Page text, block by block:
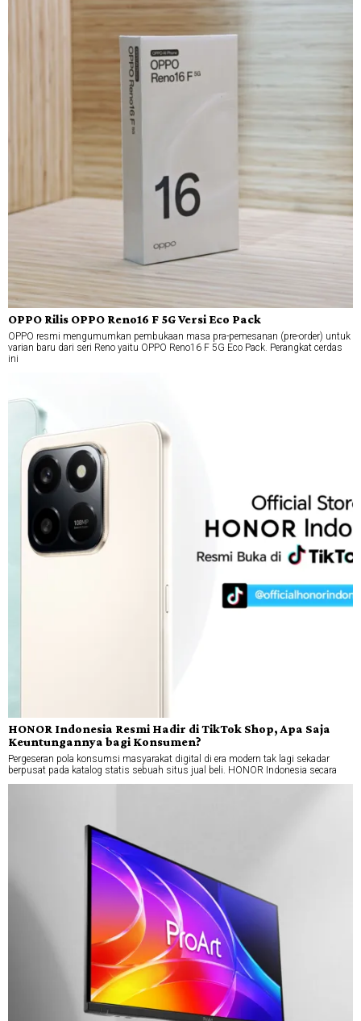
OPPO Rilis OPPO Reno16 F 5G Versi Eco Pack
OPPO resmi mengumumkan pembukaan masa pra-pemesanan (pre-order) untuk
varian baru dari seri Reno yaitu OPPO Reno16 F 5G Eco Pack. Perangkat cerdas
ini
HONOR Indonesia Resmi Hadir di TikTok Shop, Apa Saja
Keuntungannya bagi Konsumen?
Pergeseran pola konsumsi masyarakat digital di era modern tak lagi sekadar
berpusat pada katalog statis sebuah situs jual beli. HONOR Indonesia secara